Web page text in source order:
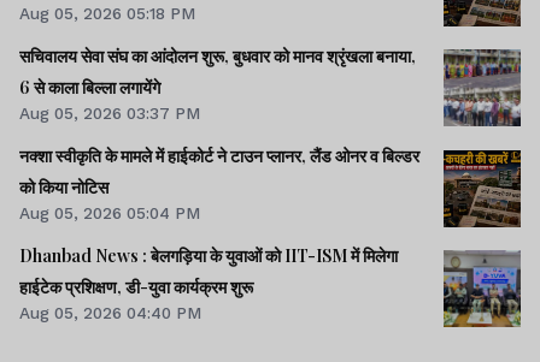
Aug 05, 2026 05:18 PM
सचिवालय सेवा संघ का आंदोलन शुरू, बुधवार को मानव श्रृंखला बनाया,
6 से काला बिल्ला लगायेंगे
Aug 05, 2026 03:37 PM
नक्शा स्वीकृति के मामले में हाईकोर्ट ने टाउन प्लानर, लैंड ओनर व बिल्डर
को किया नोटिस
Aug 05, 2026 05:04 PM
Dhanbad News : बेलगड़िया के युवाओं को IIT-ISM में मिलेगा
हाईटेक प्रशिक्षण, डी-युवा कार्यक्रम शुरू
Aug 05, 2026 04:40 PM